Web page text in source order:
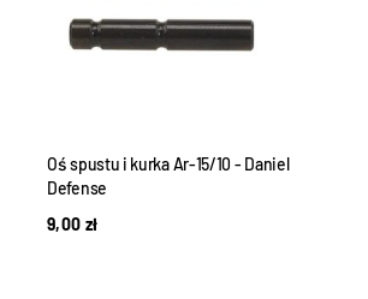
Oś spustu i kurka Ar-15/10 - Daniel
Defense
9,00 zł